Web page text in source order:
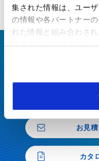
集された情報は、ユー
の情報や各パートナー
れた情報と組み合わさ
れることがあります。
ここにしかな
特殊紙・高機能フィル
お見
カタ